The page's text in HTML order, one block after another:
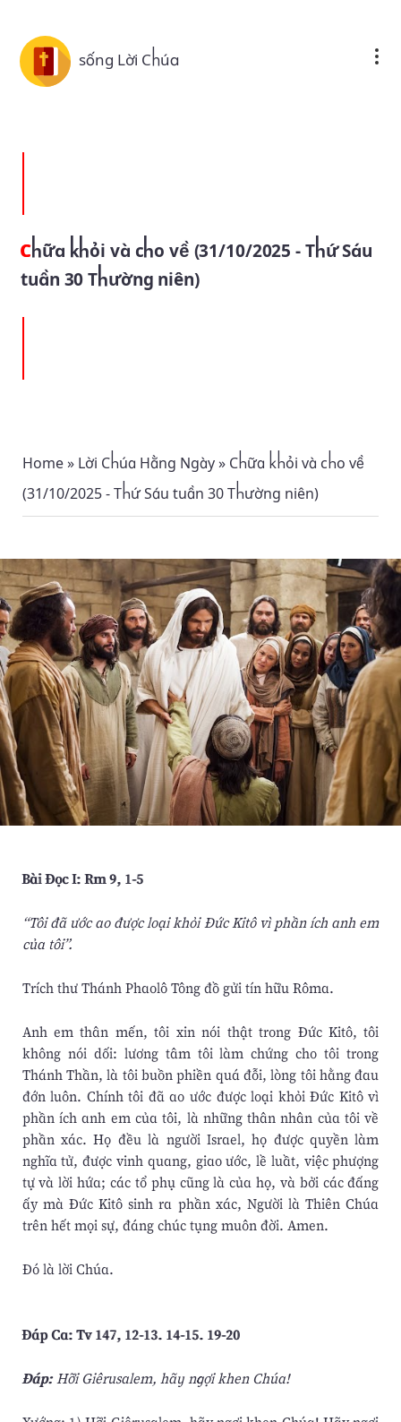
sống Lời Chúa
Chữa khỏi và cho về (31/10/2025 - Thứ Sáu
tuần 30 Thường niên)
Home» Lời Chúa Hằng Ngày» Chữa khỏi và cho về
(31/10/2025 - Thứ Sáu tuần 30 Thường niên)
Bài Ðọc I: Rm 9, 1-5
“Tôi đã ước ao được loại khỏi Ðức Kitô vì phần ích anh em
của tôi”.
Trích thư Thánh Phaolô Tông đồ gửi tín hữu Rôma.
Anh em thân mến, tôi xin nói thật trong Ðức Kitô, tôi
không nói dối: lương tâm tôi làm chứng cho tôi trong
Thánh Thần, là tôi buồn phiền quá đỗi, lòng tôi hằng đau
đớn luôn. Chính tôi đã ao ước được loại khỏi Ðức Kitô vì
phần ích anh em của tôi, là những thân nhân của tôi về
phần xác. Họ đều là người Israel, họ được quyền làm
nghĩa tử, được vinh quang, giao ước, lề luầt, việc phượng
tự và lời hứa; các tổ phụ cũng là của họ, và bởi các đấng
ấy mà Ðức Kitô sinh ra phần xác, Người là Thiên Chúa
trên hết mọi sự, đáng chúc tụng muôn đời. Amen.
Ðó là lời Chúa.
Ðáp Ca: Tv 147, 12-13. 14-15. 19-20
Ðáp:Hỡi Giêrusalem, hãy ngợi khen Chúa!